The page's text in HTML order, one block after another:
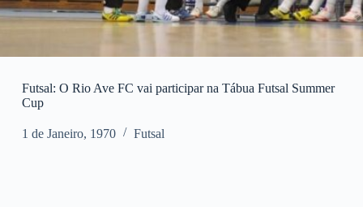
Futsal: O Rio Ave FC vai participar na Tábua Futsal Summer
Cup
1 de Janeiro, 1970 Futsal